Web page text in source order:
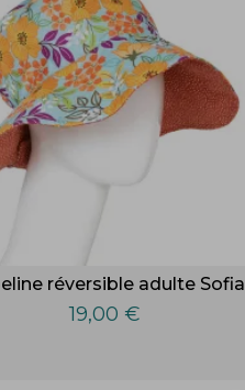
réversible adulte Sofia
19,00 €